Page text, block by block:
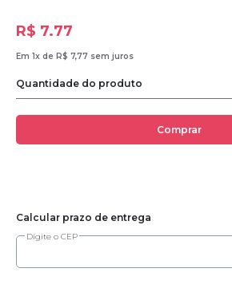
R$ 7.77
Em 1x de R$ 7,77 sem juros
Quantidade do produto
Comprar
Calcular prazo de entrega
Digite o CEP